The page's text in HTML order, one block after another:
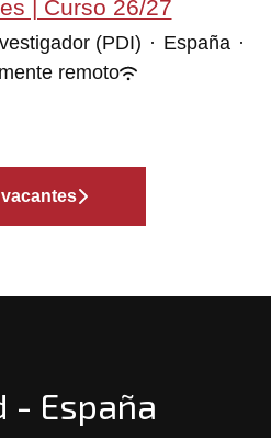
| Curso 26/27
(PDI) · España ·
remoto
vacantes
- España